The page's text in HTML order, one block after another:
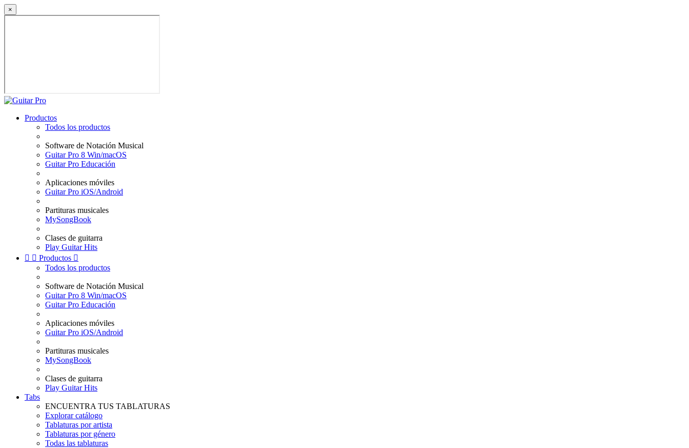
×
Productos
Todos los productos
Software de Notación Musical
Guitar Pro 8 Win/macOS
Guitar Pro Educación
Aplicaciones móviles
Guitar Pro iOS/Android
Partituras musicales
MySongBook
Clases de guitarra
Play Guitar Hits
  Productos 
Todos los productos
Software de Notación Musical
Guitar Pro 8 Win/macOS
Guitar Pro Educación
Aplicaciones móviles
Guitar Pro iOS/Android
Partituras musicales
MySongBook
Clases de guitarra
Play Guitar Hits
Tabs
ENCUENTRA TUS TABLATURAS
Explorar catálogo
Tablaturas por artista
Tablaturas por género
Todas las tablaturas